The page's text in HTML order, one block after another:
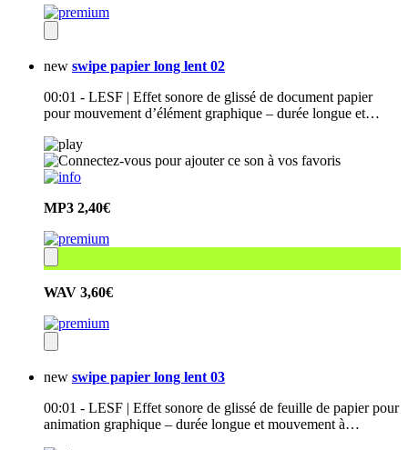
new swipe papier long lent 02
00:01 - LESF | Effet sonore de glissé de document papier
pour mouvement d’élément graphique – durée longue et…
MP3 2,40€
WAV 3,60€
new swipe papier long lent 03
00:01 - LESF | Effet sonore de glissé de feuille de papier pour
animation graphique – durée longue et mouvement à…